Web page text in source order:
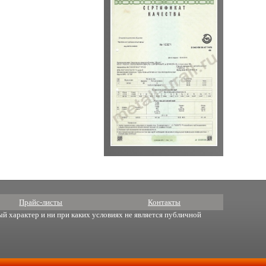
Прайс-листы Контакты
характер и ни при каких условиях не является публичной